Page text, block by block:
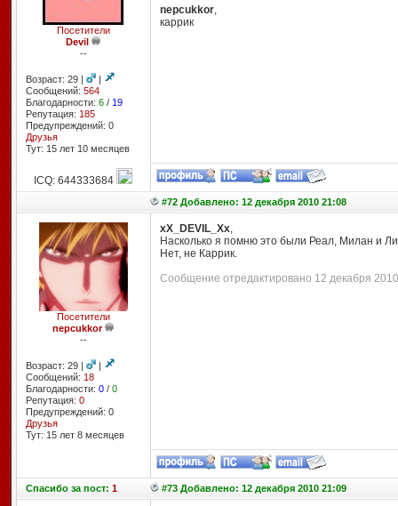
Посетители
Devil
--
Возраст: 29 |
|
Сообщений: 564
Благодарности: 6/ 19
Репутация: 185
Предупреждений: 0
Друзья
Тут: 15 лет 10 месяцев
nepcukkor,
каррик
ICQ: 644333684
#72 Добавлено: 12 декабря 2010 21:08
Посетители
nepcukkor
--
Возраст: 29 |
|
Сообщений: 18
Благодарности: 0/ 0
Репутация: 0
Предупреждений: 0
Друзья
Тут: 15 лет 8 месяцев
xX_DEVIL_Xx,
Насколько я помню это были Реал, Милан и
Нет, не Каррик.
Сообщение отредактировано 12 декабря
Спасибоза пост: 1 #73 Добавлено: 12 декабря 2010 21:09